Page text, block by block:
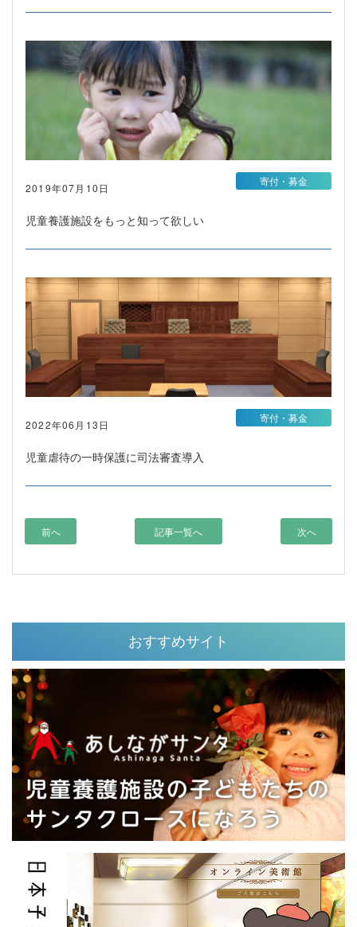
2019年07月10日
児童養護施設をもっと知って欲しい
寄付・募金
2022年06月13日
児童虐待の一時保護に司法審査導入
寄付・募金
前へ 記事一覧へ 次へ
おすすめサイト